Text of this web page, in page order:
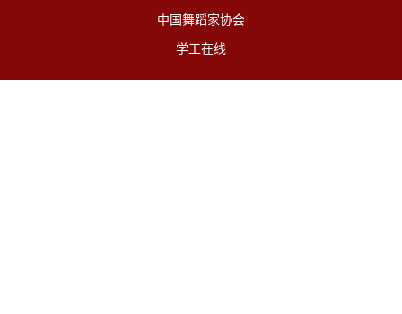
中国舞蹈家协会
学工在线